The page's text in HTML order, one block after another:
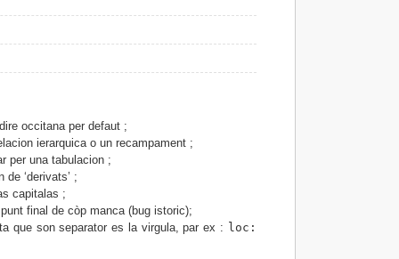
occitana per defaut ;
ierarquica o un recampament ;
per una tabulacion ;
‘derivats’ ;
capitalas ;
final de còp manca (bug istoric);
que son separator es la virgula, par ex :
loc: